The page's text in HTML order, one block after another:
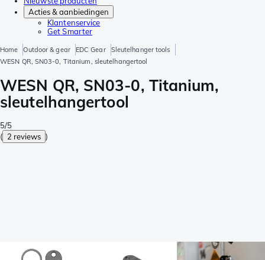
Acties & aanbiedingen
Klantenservice
Get Smarter
Home Outdoor & gear EDC Gear
Sleutelhanger tools
WESN QR, SN03-0, Titanium, sleutelhangertool
WESN QR, SN03-0, Titanium,
sleutelhangertool
5/5
( 2 reviews )